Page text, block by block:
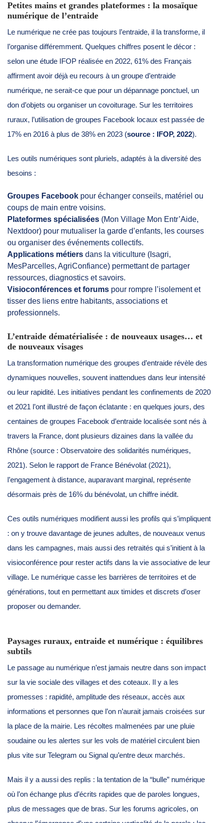
Petites mains et grandes plateformes : la mosaïque
numérique de l’entraide
Le numérique ne crée pas toujours l’entraide, il la transforme, il
l’organise différemment. Quelques chiffres posent le décor :
selon une étude IFOP réalisée en 2022, 61% des Français
affirment avoir déjà eu recours à un groupe d’entraide
numérique, ne serait-ce que pour un dépannage ponctuel, un
don d’objets ou organiser un covoiturage. Sur les territoires
ruraux, l’utilisation de groupes Facebook locaux est passée de
17% en 2016 à plus de 38% en 2023 (source : IFOP, 2022).
Les outils numériques sont pluriels, adaptés à la diversité des
besoins :
Groupes Facebook pour échanger conseils, matériel ou
coups de main entre voisins.
Plateformes spécialisées (Mon Village Mon Entr’Aide,
Nextdoor) pour mutualiser la garde d’enfants, les courses
ou organiser des événements collectifs.
Applications métiers dans la viticulture (Isagri,
MesParcelles, AgriConfiance) permettant de partager
ressources, diagnostics et savoirs.
Visioconférences et forums pour rompre l’isolement et
tisser des liens entre habitants, associations et
professionnels.
L’entraide dématérialisée : de nouveaux usages… et
de nouveaux visages
La transformation numérique des groupes d’entraide révèle des
dynamiques nouvelles, souvent inattendues dans leur intensité
ou leur rapidité. Les initiatives pendant les confinements de 2020
et 2021 l’ont illustré de façon éclatante : en quelques jours, des
centaines de groupes Facebook d’entraide localisée sont nés à
travers la France, dont plusieurs dizaines dans la vallée du
Rhône (source : Observatoire des solidarités numériques,
2021). Selon le rapport de France Bénévolat (2021),
l’engagement à distance, auparavant marginal, représente
désormais près de 16% du bénévolat, un chiffre inédit.
Ces outils numériques modifient aussi les profils qui s’impliquent
: on y trouve davantage de jeunes adultes, de nouveaux venus
dans les campagnes, mais aussi des retraités qui s’initient à la
visioconférence pour rester actifs dans la vie associative de leur
village. Le numérique casse les barrières de territoires et de
générations, tout en permettant aux timides et discrets d’oser
proposer ou demander.
Paysages ruraux, entraide et numérique : équilibres
subtils
Le passage au numérique n’est jamais neutre dans son impact
sur la vie sociale des villages et des coteaux. Il y a les
promesses : rapidité, amplitude des réseaux, accès aux
informations et personnes que l’on n’aurait jamais croisées sur
la place de la mairie. Les récoltes malmenées par une pluie
soudaine ou les alertes sur les vols de matériel circulent bien
plus vite sur Telegram ou Signal qu’entre deux marchés.
Mais il y a aussi des replis : la tentation de la “bulle” numérique
où l’on échange plus d’écrits rapides que de paroles longues,
plus de messages que de bras. Sur les forums agricoles, on